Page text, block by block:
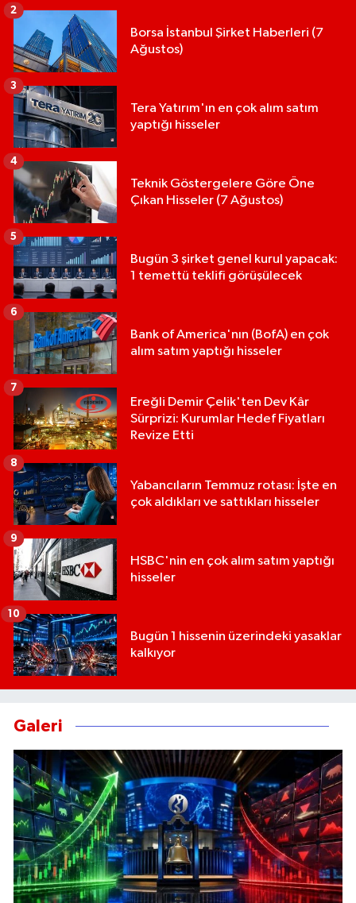
Borsa İstanbul Şirket Haberleri (7
Ağustos)
2
Tera Yatırım'ın en çok alım satım
yaptığı hisseler
3
Teknik Göstergelere Göre Öne
Çıkan Hisseler (7 Ağustos)
4
Bugün 3 şirket genel kurul yapacak:
1 temettü teklifi görüşülecek
5
Bank of America'nın (BofA) en çok
alım satım yaptığı hisseler
6
Ereğli Demir Çelik'ten Dev Kâr
Sürprizi: Kurumlar Hedef Fiyatları
Revize Etti
7
Yabancıların Temmuz rotası: İşte en
çok aldıkları ve sattıkları hisseler
8
HSBC'nin en çok alım satım yaptığı
hisseler
9
Bugün 1 hissenin üzerindeki yasaklar
kalkıyor
10
Galeri